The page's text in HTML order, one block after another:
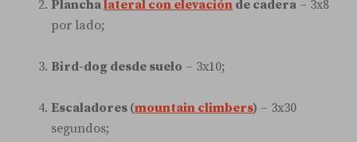
Planchalateral con elevación de cadera – 3x8
por lado;
Bird-dog desde suelo – 3x10;
Escaladores (mountain climbers) – 3x30
segundos;